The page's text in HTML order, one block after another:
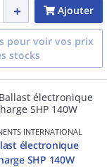
Ajouter
pour voir vos prix
stocks
INTERNATIONAL
électronique
SHP 140W